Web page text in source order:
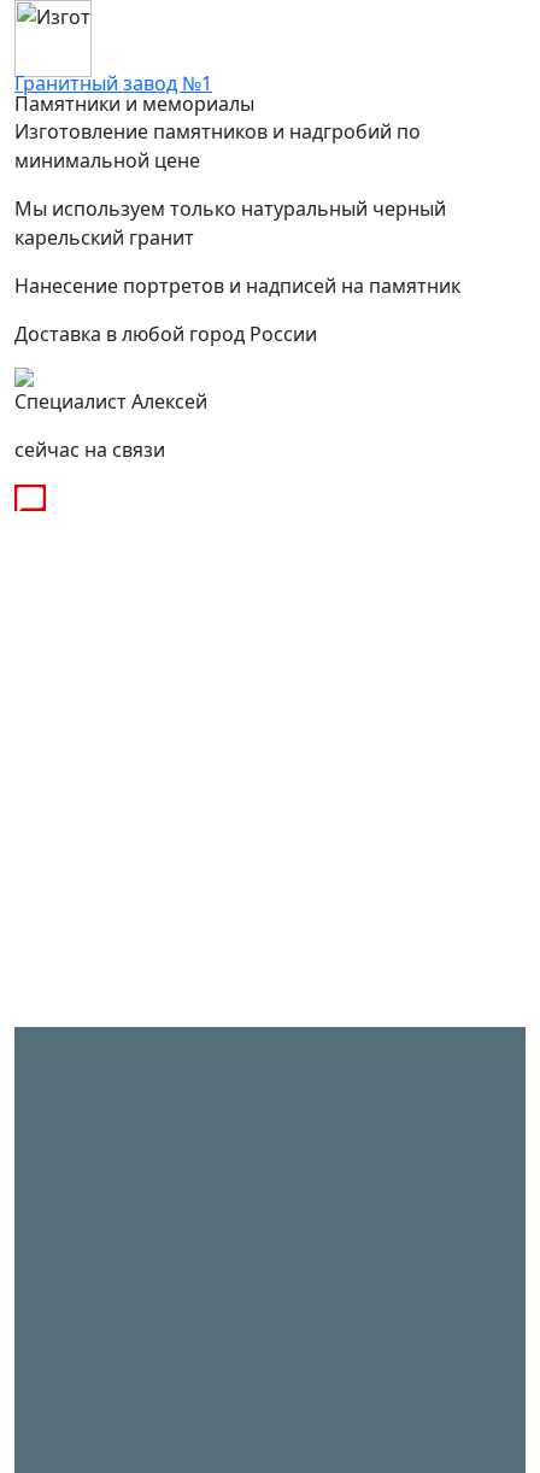
Гранитный завод №1
Памятники и мемориалы
Изготовление памятников и надгробий по
минимальной цене
Мы используем только натуральный черный
карельский гранит
Нанесение портретов и надписей на памятник
Доставка в любой город России
Специалист Алексей
сейчас на связи